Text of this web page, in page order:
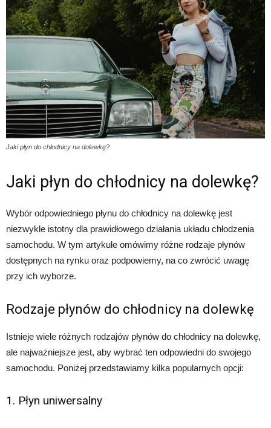
Jaki płyn do chłodnicy na dolewkę?
Jaki płyn do chłodnicy na dolewkę?
Wybór odpowiedniego płynu do chłodnicy na dolewkę jest
niezwykle istotny dla prawidłowego działania układu chłodzenia
samochodu. W tym artykule omówimy różne rodzaje płynów
dostępnych na rynku oraz podpowiemy, na co zwrócić uwagę
przy ich wyborze.
Rodzaje płynów do chłodnicy na dolewkę
Istnieje wiele różnych rodzajów płynów do chłodnicy na dolewkę,
ale najważniejsze jest, aby wybrać ten odpowiedni do swojego
samochodu. Poniżej przedstawiamy kilka popularnych opcji:
1. Płyn uniwersalny